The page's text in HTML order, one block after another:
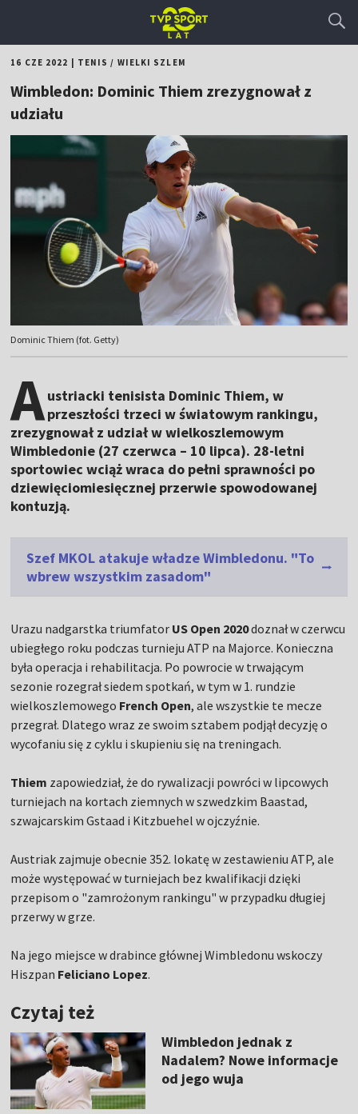
16 CZE 2022 TENIS / WIELKI SZLEM
Wimbledon: Dominic Thiem zrezygnował z
udziału
Dominic Thiem (fot. Getty)
Austriacki tenisista Dominic Thiem, w
przeszłości trzeci w światowym rankingu,
zrezygnował z udział w wielkoszlemowym
Wimbledonie (27 czerwca – 10 lipca). 28-letni
sportowiec wciąż wraca do pełni sprawności po
dziewięciomiesięcznej przerwie spowodowanej
kontuzją.
Szef MKOL atakuje władze Wimbledonu. "To
wbrew wszystkim zasadom"
Urazu nadgarstka triumfator US Open 2020doznał w czerwcu
ubiegłego roku podczas turnieju ATP na Majorce. Konieczna
była operacja i rehabilitacja. Po powrocie w trwającym
sezonie rozegrał siedem spotkań, w tym w 1. rundzie
wielkoszlemowego French Open, ale wszystkie te mecze
przegrał. Dlatego wraz ze swoim sztabem podjął decyzję o
wycofaniu się z cyklu i skupieniu się na treningach.
Thiem zapowiedział, że do rywalizacji powróci w lipcowych
turniejach na kortach ziemnych w szwedzkim Baastad,
szwajcarskim Gstaad i Kitzbuehel w ojczyźnie.
Austriak zajmuje obecnie 352. lokatę w zestawieniu ATP, ale
może występować w turniejach bez kwalifikacji dzięki
przepisom o "zamrożonym rankingu" w przypadku długiej
przerwy w grze.
Na jego miejsce w drabince głównej Wimbledonu wskoczy
Hiszpan Feliciano Lopez.
Czytaj też
Wimbledon jednak z
Nadalem? Nowe informacje
od jego wuja